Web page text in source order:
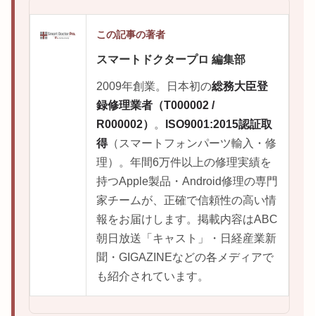
この記事の著者
スマートドクタープロ 編集部
2009年創業。日本初の総務大臣登
録修理業者（T000002 /
R000002）
。
ISO9001:2015認証取
得（スマートフォンパーツ輸入・修
理）。年間6万件以上の修理実績を
持つApple製品・Android修理の専門
家チームが、正確で信頼性の高い情
報をお届けします。掲載内容はABC
朝日放送「キャスト」・日経産業新
聞・GIGAZINEなどの各メディアで
も紹介されています。